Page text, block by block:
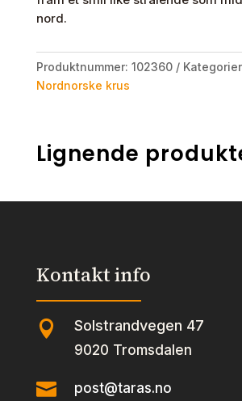
nord.
Produktnummer: 102360
Nordnorske krus
Lignende
Kontakt info
 Solstrandvegen 47
9020 Tromsdalen
 post@taras.no